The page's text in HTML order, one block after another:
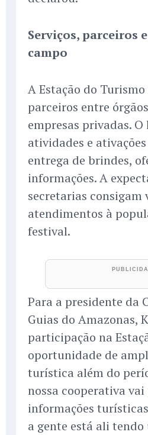
Serviços, parceiros
campo
A Estação do
parceiros entre
empresas privadas.
atividades e
entrega de brindes,
informações. A
secretarias
atendimentos à
festival.
Para a presidente da
Guias do Amazonas,
participação na
oportunidade de
turística além do
nossa cooperativa
informações
a gente está ali tendo